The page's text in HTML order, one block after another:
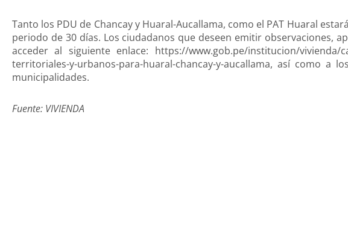
Tanto los PDU de Chancay y Huaral-Aucallama, como el PAT Huaral
periodo de 30 días. Los ciudadanos que deseen emitir observaciones,
acceder al siguiente enlace: https://www.gob.pe/institucion/vivienda/
territoriales-y-urbanos-para-huaral-chancay-y-aucallama, así como a
municipalidades.
Fuente: VIVIENDA